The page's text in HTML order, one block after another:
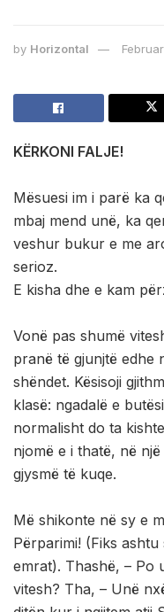
by Horizontal
KËRKONI FALJE!
Mësuesi im i parë ka
mbaj mend unë, ka
veshur bukur e me
serioz.
E kisha dhe e kam
Vonë pas shumë
pranë të gjunjtë edhe
shëndet. Kësisoji
klasë: ngadalë e
normalisht do ta
njomë e i thatë, në
gjysmë të kuqe.
Më shikonte në sy e
Përparimi! (Fiks
emrat). Thashë, – Po
vitesh? Tha, – Unë